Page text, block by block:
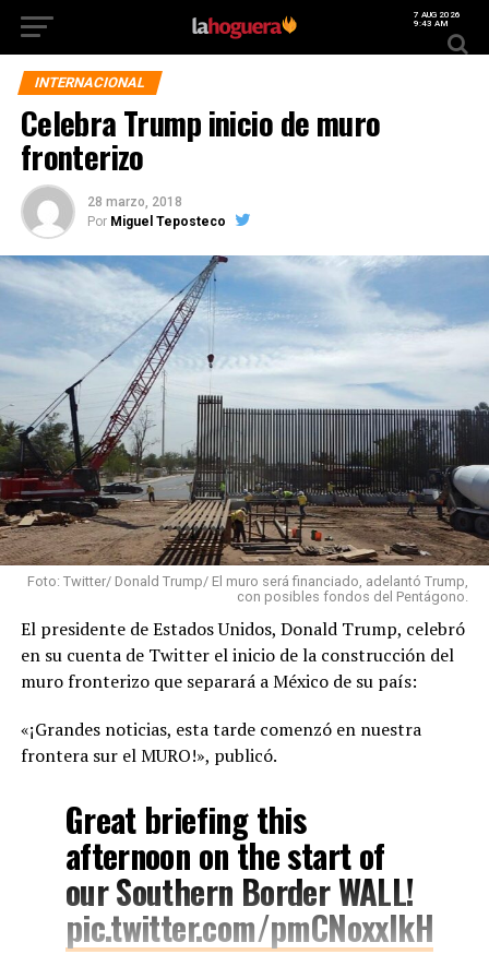
7 AUG 2026
9:43 AM
INTERNACIONAL
Celebra Trump inicio de muro
fronterizo
28 marzo, 2018
Por Miguel Teposteco
Foto: Twitter/ Donald Trump/ El muro será financiado, adelantó Trump,
con posibles fondos del Pentágono.
El presidente de Estados Unidos, Donald Trump, celebró
en su cuenta de Twitter el inicio de la construcción del
muro fronterizo que separará a México de su país:
«¡Grandes noticias, esta tarde comenzó en nuestra
frontera sur el MURO!», publicó.
Great briefing this
afternoon on the start of
our Southern Border WALL!
pic.twitter.com/pmCNoxxlkH